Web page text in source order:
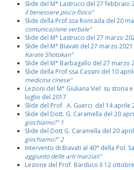
Slide del M° Lastrucci del 27 febbraio
il benessere pisco-fisico"
Slide della Prof.ssa Roncada del 20
comunicazione verbale"
Slide del M° Lastrucci del 27 marzo
Slide del M° Biavati del 27 marzo 2021
Karate Shotokan"
Slide del M° Barbagallo del 27 marzo
Slide della Prof.ssa Cassini del 10
medicina cinese"
Lezioni del M° Giuliana Viel su storia
luglio del 2017
Slide del Prof. A. Guerci del 14 aprile
Slide del Dott. G. Caramella del 20
giochiamo?" 1
Slide del Dott G. Caramella del 20
giochiamo?" 2
Intervento di Biavati al 40° della Pol.
aggiunto delle arti marziali"
Lezione del Prof. Barduco il 12